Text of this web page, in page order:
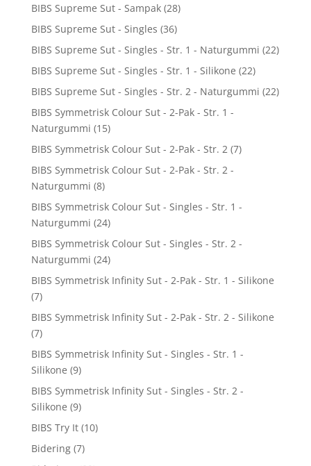
BIBS Supreme Sut - Sampak (28)
BIBS Supreme Sut - Singles (36)
BIBS Supreme Sut - Singles - Str. 1 - Naturgummi (22)
BIBS Supreme Sut - Singles - Str. 1 - Silikone (22)
BIBS Supreme Sut - Singles - Str. 2 - Naturgummi (22)
BIBS Symmetrisk Colour Sut - 2-Pak - Str. 1 -
Naturgummi (15)
BIBS Symmetrisk Colour Sut - 2-Pak - Str. 2 (7)
BIBS Symmetrisk Colour Sut - 2-Pak - Str. 2 -
Naturgummi (8)
BIBS Symmetrisk Colour Sut - Singles - Str. 1 -
Naturgummi (24)
BIBS Symmetrisk Colour Sut - Singles - Str. 2 -
Naturgummi (24)
BIBS Symmetrisk Infinity Sut - 2-Pak - Str. 1 - Silikone
(7)
BIBS Symmetrisk Infinity Sut - 2-Pak - Str. 2 - Silikone
(7)
BIBS Symmetrisk Infinity Sut - Singles - Str. 1 -
Silikone (9)
BIBS Symmetrisk Infinity Sut - Singles - Str. 2 -
Silikone (9)
BIBS Try It (10)
Bidering (7)